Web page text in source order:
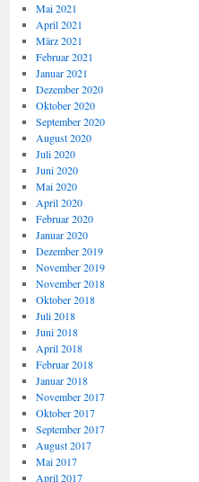
Mai 2021
April 2021
März 2021
Februar 2021
Januar 2021
Dezember 2020
Oktober 2020
September 2020
August 2020
Juli 2020
Juni 2020
Mai 2020
April 2020
Februar 2020
Januar 2020
Dezember 2019
November 2019
November 2018
Oktober 2018
Juli 2018
Juni 2018
April 2018
Februar 2018
Januar 2018
November 2017
Oktober 2017
September 2017
August 2017
Mai 2017
April 2017